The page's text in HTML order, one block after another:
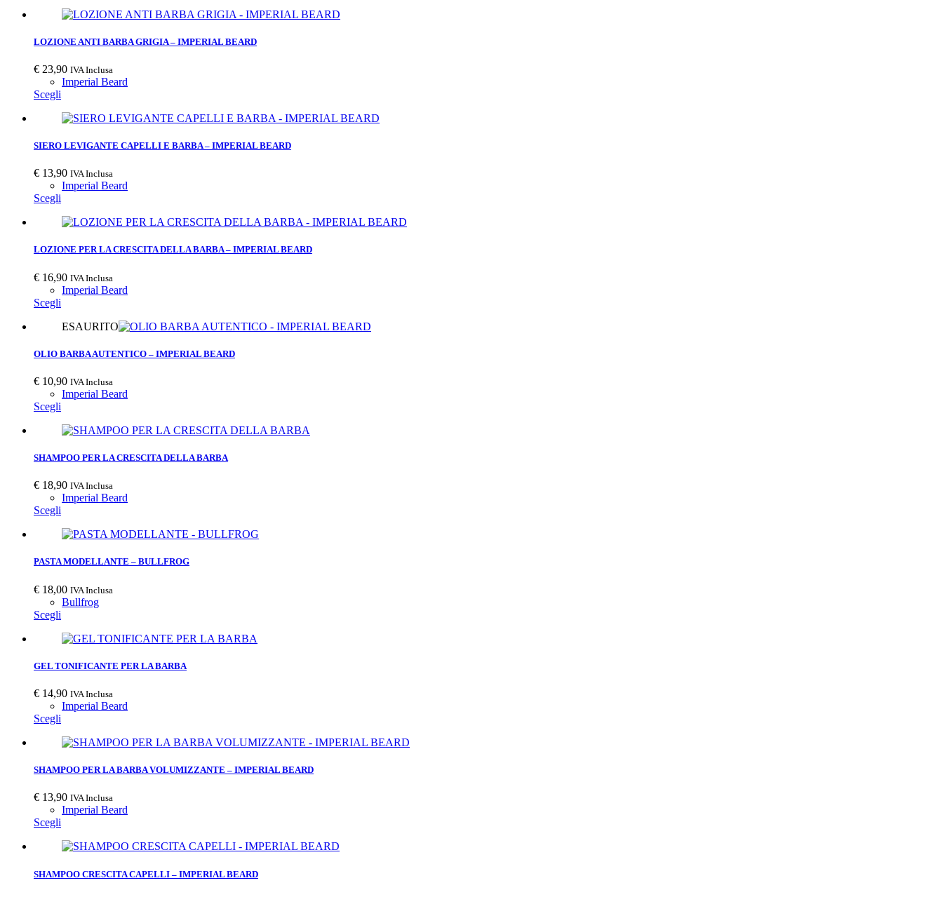
LOZIONE ANTI BARBA GRIGIA – IMPERIAL BEARD
€ 23,90 IVA Inclusa
Imperial Beard
Scegli
SIERO LEVIGANTE CAPELLI E BARBA – IMPERIAL BEARD
€ 13,90 IVA Inclusa
Imperial Beard
Scegli
LOZIONE PER LA CRESCITA DELLA BARBA – IMPERIAL BEARD
€ 16,90 IVA Inclusa
Imperial Beard
Scegli
ESAURITO
OLIO BARBA AUTENTICO – IMPERIAL BEARD
€ 10,90 IVA Inclusa
Imperial Beard
Scegli
SHAMPOO PER LA CRESCITA DELLA BARBA
€ 18,90 IVA Inclusa
Imperial Beard
Scegli
PASTA MODELLANTE – BULLFROG
€ 18,00 IVA Inclusa
Bullfrog
Scegli
GEL TONIFICANTE PER LA BARBA
€ 14,90 IVA Inclusa
Imperial Beard
Scegli
SHAMPOO PER LA BARBA VOLUMIZZANTE – IMPERIAL BEARD
€ 13,90 IVA Inclusa
Imperial Beard
Scegli
SHAMPOO CRESCITA CAPELLI – IMPERIAL BEARD